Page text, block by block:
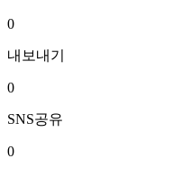
0
내보내기
0
SNS공유
0